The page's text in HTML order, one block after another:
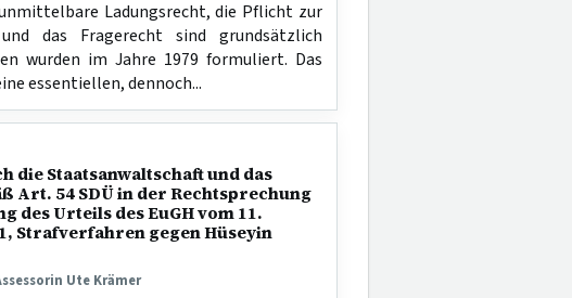
Ladungsrecht, die Pflicht zur
das Fragerecht sind grundsätzlich
wurden im Jahre 1979 formuliert. Das
essentiellen, dennoch...
die Staatsanwaltschaft und das
Art. 54 SDÜ in der Rechtsprechung
des Urteils des EuGH vom 11.
Strafverfahren gegen Hüseyin
Ute Krämer